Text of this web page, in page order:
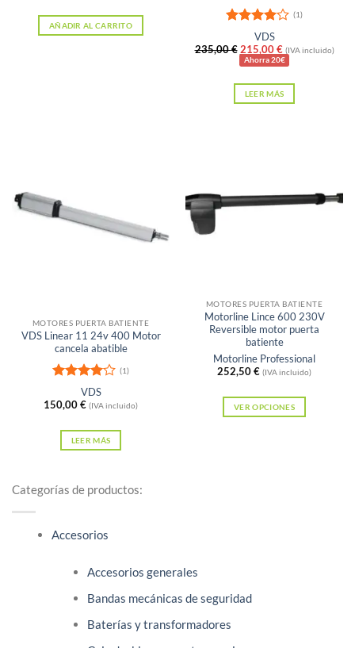
AÑADIR AL CARRITO
Valorado
con4de
(1)
VDS
235,00€ El
precio
era:
235,00 €.
215,00€El
precio
es:
215,00 €.
(IVA incluido)
Ahorra 20€
LEER MÁS
MOTORES PUERTA BATIENTE
VDS Linear 11 24v 400 Motor
cancela abatible
Valorado
con4de
(1)
VDS
150,00€ (IVA incluido)
LEER MÁS
MOTORES PUERTA BATIENTE
Motorline Lince 600 230V
Reversible motor puerta
batiente
Motorline Professional
252,50€ (IVA incluido)
VER OPCIONES
Categorías de productos:
Accesorios
Accesorios generales
Bandas mecánicas de seguridad
Baterías y transformadores